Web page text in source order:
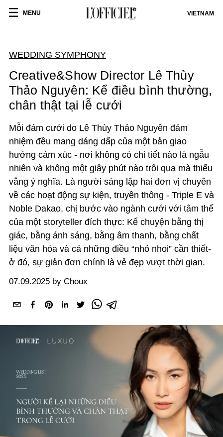
MENU VIETNAM
WEDDING SYMPHONY
Creative&Show Director Lê Thùy
Thảo Nguyên: Kể điều bình thường,
chân thật tại lễ cưới
Mỗi đám cưới do Lê Thùy Thảo Nguyên đảm
nhiệm đều mang dáng dấp của một bản giao
hưởng cảm xúc - nơi không có chi tiết nào là ngẫu
nhiên và không một giây phút nào trôi qua mà thiếu
vắng ý nghĩa. Là người sáng lập hai đơn vị chuyên
về các hoạt động sự kiện, truyền thông - Triple E và
Noble Dakao, chị bước vào ngành cưới với tâm thế
của một storyteller đích thực: Kể chuyện bằng thị
giác, bằng ánh sáng, bằng âm thanh, bằng chất
liệu văn hóa và cả những điều “nhỏ nhoi” cần thiết-
ở đó, sự giản đơn chính là vẻ đẹp vượt thời gian.
07.09.2025 by Choux